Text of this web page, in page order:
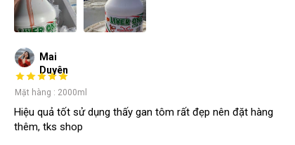
Mai
Duyên
Mặt hàng : 2000ml
Hiệu quả tốt sử dụng thấy gan tôm rất đẹp nên đặt hàng
thêm, tks shop